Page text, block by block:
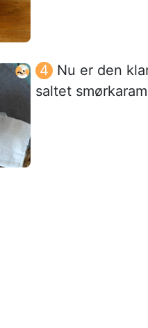
Nu er den
saltet